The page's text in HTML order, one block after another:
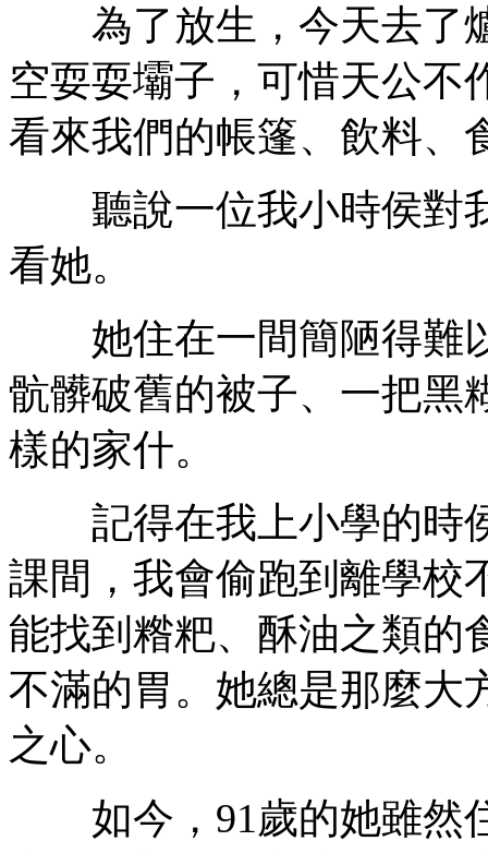
為了放生，今天去了
空耍耍壩子，可惜天公不
看來我們的帳篷、飲料、
聽說一位我小時侯對
看她。
她住在一間簡陋得難
骯髒破舊的被子、一把黑
樣的家什。
記得在我上小學的時
課間，我會偷跑到離學校
能找到糌粑、酥油之類的
不滿的胃。她總是那麼大
之心。
如今，91歲的她雖然